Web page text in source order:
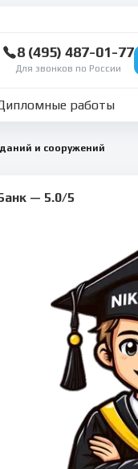
8 (495) 487-01-77
Для звонков по России
работы
и сооружений
— 5.0/5